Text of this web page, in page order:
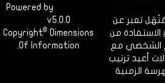
تعبر عن
الاستفادة من
الشخصي مع
أعيد ترتيب
الزمنية
Powered by
v5.0.0
Copyright©
Dimensions
Of Information.